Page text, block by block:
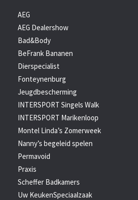
AEG
AEG Dealershow
Bad&Body
BeFrank Bananen
Dierspecialist
Fonteynenburg
Jeugdbescherming
INTERSPORT Singels Walk
INTERSPORT Marikenloop
Montel Linda’s Zomerweek
Nanny’s begeleid spelen
Permavoid
Praxis
Scheffer Badkamers
Uw KeukenSpeciaalzaak